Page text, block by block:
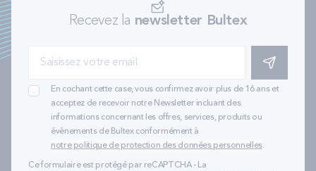
Recevez la newsletter Bultex
S'INSCRIRE
En cochant cette case, vous confirmez avoir plus de 16 ans et
acceptez de recevoir notre Newsletter incluant des
informations concernant les offres, services, produits ou
évènements de Bultex conformément à
notre politique de protection des données personnelles.
Ce formulaire est protégé par reCAPTCHA - La